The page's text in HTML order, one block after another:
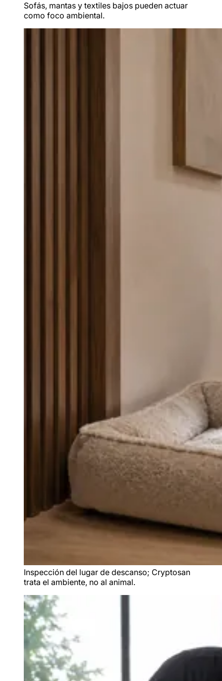
Sofás, mantas y textiles bajos pueden actuar
como foco ambiental.
Inspección del lugar de descanso; Cryptosan
trata el ambiente, no al animal.